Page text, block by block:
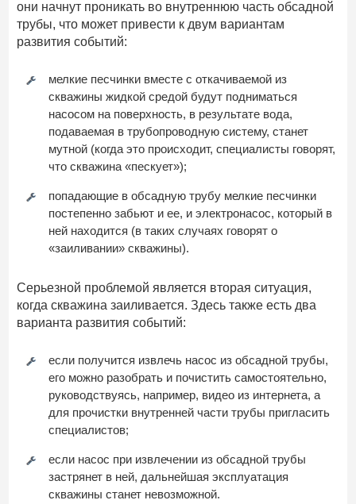
они начнут проникать во внутреннюю часть обсадной
трубы, что может привести к двум вариантам
развития событий:
мелкие песчинки вместе с откачиваемой из
скважины жидкой средой будут подниматься
насосом на поверхность, в результате вода,
подаваемая в трубопроводную систему, станет
мутной (когда это происходит, специалисты говорят,
что скважина «пескует»);
попадающие в обсадную трубу мелкие песчинки
постепенно забьют и ее, и электронасос, который в
ней находится (в таких случаях говорят о
«заиливании» скважины).
Серьезной проблемой является вторая ситуация,
когда скважина заиливается. Здесь также есть два
варианта развития событий:
если получится извлечь насос из обсадной трубы,
его можно разобрать и почистить самостоятельно,
руководствуясь, например, видео из интернета, а
для прочистки внутренней части трубы пригласить
специалистов;
если насос при извлечении из обсадной трубы
застрянет в ней, дальнейшая эксплуатация
скважины станет невозможной.